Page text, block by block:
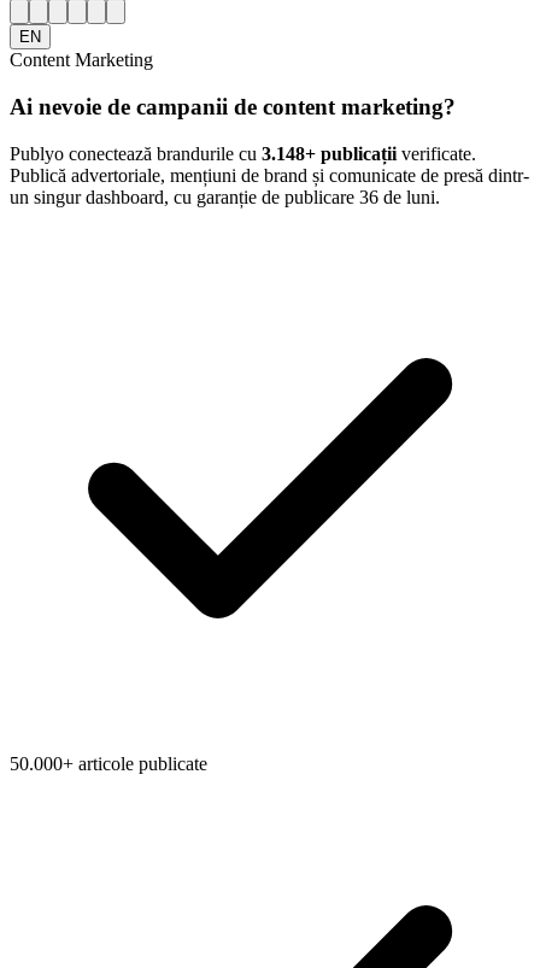
EN
Content Marketing
Ai nevoie de campanii de content marketing?
Publyo conectează brandurile cu 3.148+ publicații verificate.
Publică advertoriale, mențiuni de brand și comunicate de presă dintr-
un singur dashboard, cu garanție de publicare 36 de luni.
50.000+ articole publicate